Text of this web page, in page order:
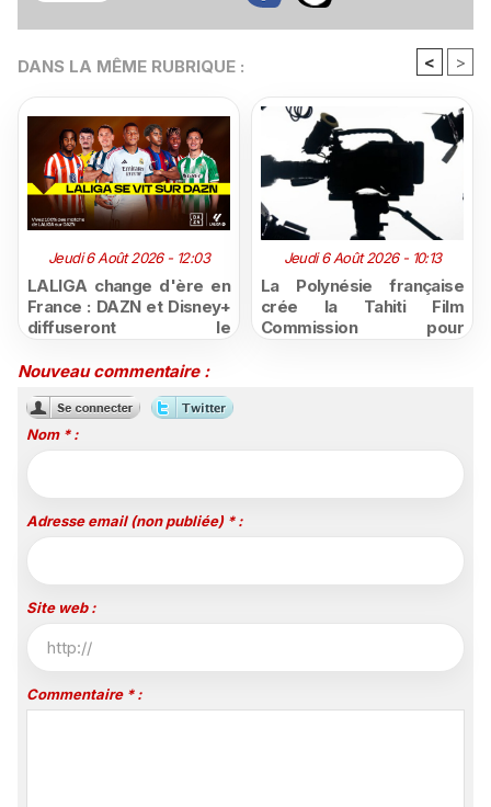
DANS LA MÊME RUBRIQUE : < >
Jeudi 6 Août 2026 - 12:03
LALIGA change d'ère en
France : DAZN et Disney+
diffuseront le
jusqu'en 2029, un revers
Jeudi 6 Août 2026 - 10:13
La Polynésie française
crée la Tahiti Film
Commission pour
Nouveau commentaire :
Nom * :
Adresse email (non publiée) * :
Site web :
Commentaire * :